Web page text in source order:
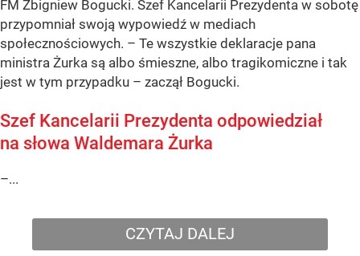
FM Zbigniew Bogucki. Szef Kancelarii Prezydenta w sobotę
przypomniał swoją wypowiedź w mediach
społecznościowych. – Te wszystkie deklaracje pana
ministra Żurka są albo śmieszne, albo tragikomiczne i tak
jest w tym przypadku – zaczął Bogucki.
Szef Kancelarii Prezydenta odpowiedział
na słowa Waldemara Żurka
–...
CZYTAJ DALEJ